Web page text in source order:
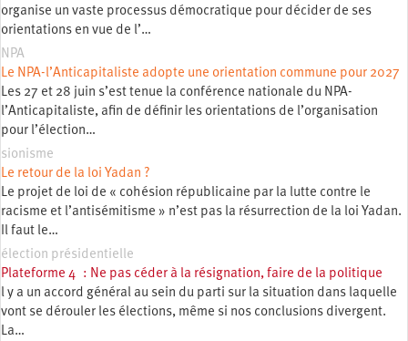
organise un vaste processus démocratique pour décider de ses
orientations en vue de l’…
NPA
Le NPA-l’Anticapitaliste adopte une orientation commune pour 2027
Les 27 et 28 juin s’est tenue la conférence nationale du NPA-
l’Anticapitaliste, afin de définir les orientations de l’organisation
pour l’élection…
sionisme
Le retour de la loi Yadan ?
Le projet de loi de « cohésion républicaine par la lutte contre le
racisme et l’antisémitisme » n’est pas la résurrection de la loi Yadan.
Il faut le…
élection présidentielle
Plateforme 4 : Ne pas céder à la résignation, faire de la politique
l y a un accord général au sein du parti sur la situation dans laquelle
vont se dérouler les élections, même si nos conclusions divergent.
La…